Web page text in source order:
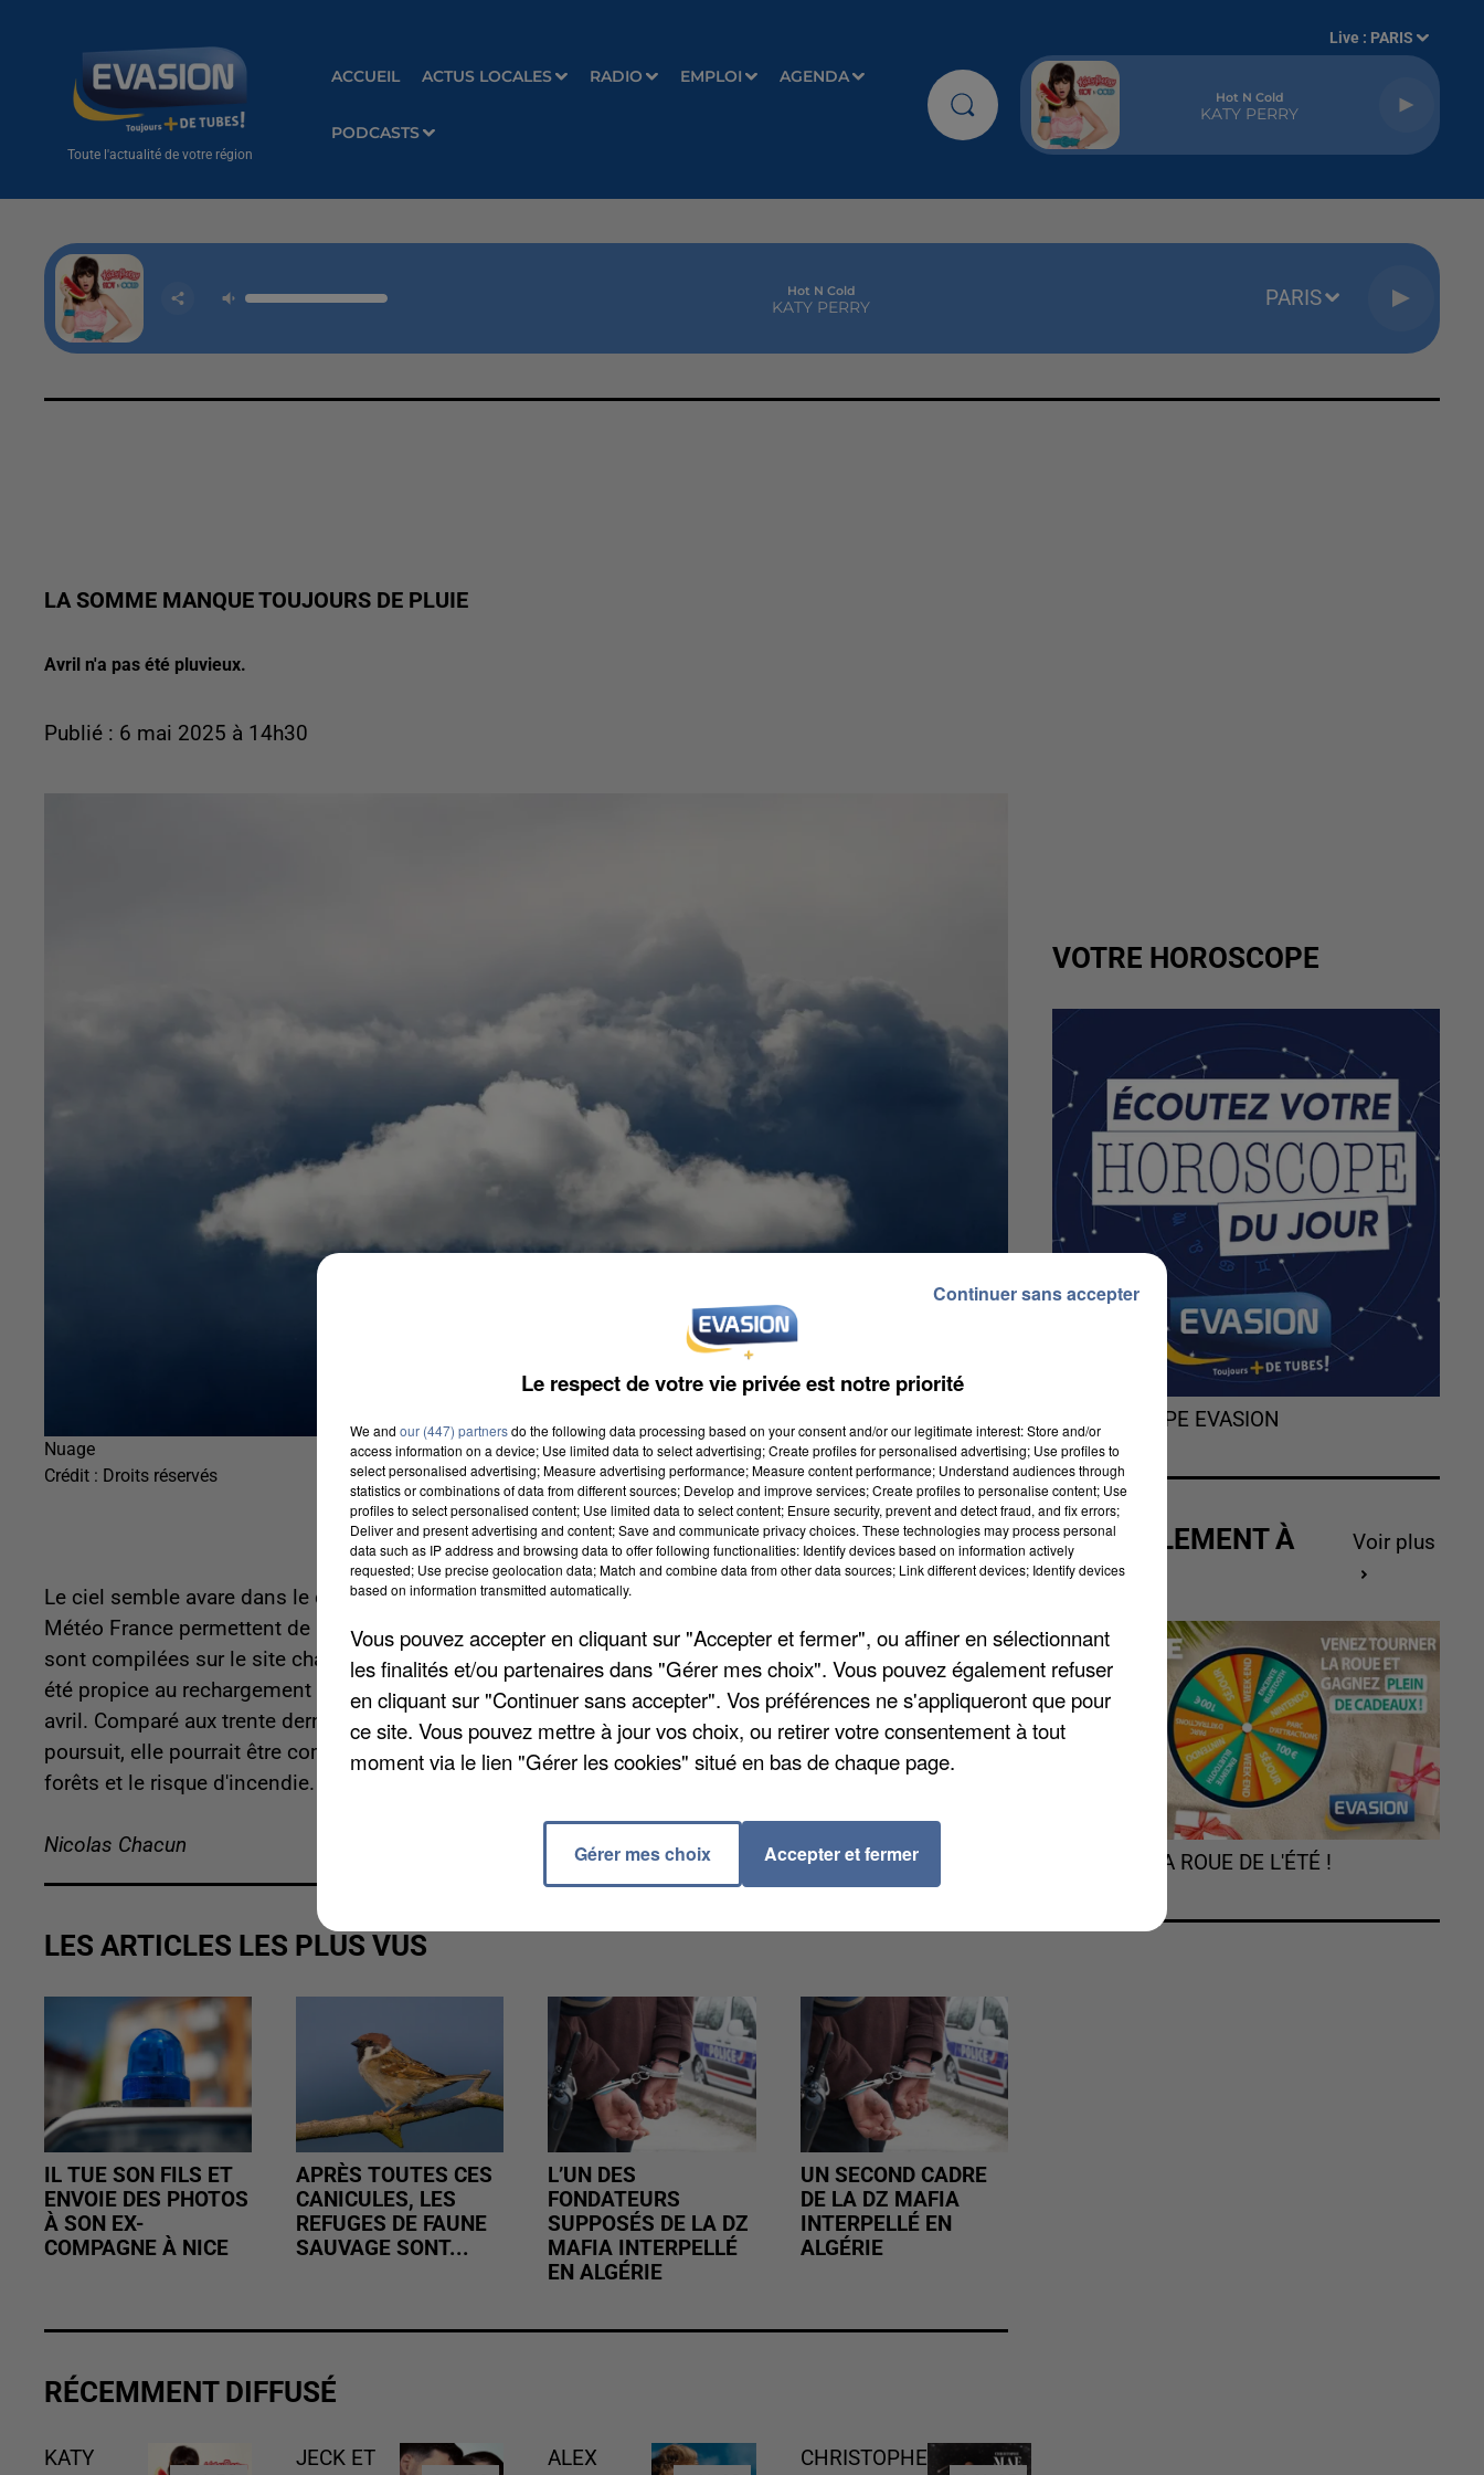
Toute l'actualité de votre région
ACCUEIL ACTUS LOCALES RADIO EMPLOI AGENDA
PODCASTS
Live : PARIS
Hot N Cold
KATY PERRY
Hot N Cold
KATY PERRY PARIS
LA SOMME MANQUE TOUJOURS DE PLUIE
Avril n'a pas été pluvieux.
Publié : 6 mai 2025 à 14h30
Nuage
Crédit : Droits réservés
Le ciel semble avare dans le département. Les données recueillies par les nombreuses stations de
Météo France permettent de le confirmer. Les dernières en date couvrent le mois d'avril 2025. Elles
sont compilées sur le site changementclimatiquetracker.com. Une fois de plus, le mois passé n'a pas
été propice au rechargement des nappes phréatiques. La Somme était en déficit de précipitations en
avril. Comparé aux trente dernières années, le cumul des pluies était de -52%. Si la situation se
poursuit, elle pourrait être compliquée pour la ressource en eau, ou encore pour la sécheresse des
forêts et le risque d'incendie.
Nicolas Chacun
LES ARTICLES LES PLUS VUS
IL TUE SON FILS ET
ENVOIE DES PHOTOS
À SON EX-
COMPAGNE À NICE
APRÈS TOUTES CES
CANICULES, LES
REFUGES DE FAUNE
SAUVAGE SONT...
L’UN DES
FONDATEURS
SUPPOSÉS DE LA DZ
MAFIA INTERPELLÉ
EN ALGÉRIE
UN SECOND CADRE
DE LA DZ MAFIA
INTERPELLÉ EN
ALGÉRIE
RÉCEMMENT DIFFUSÉ
KATY
JECK ET
ALEX
CHRISTOPHE
VOTRE HOROSCOPE
L'HOROSCOPE EVASION
ACTUELLEMENT À
GAGNER
Voir plus
TOURNEZ LA ROUE DE L'ÉTÉ !
Le respect de votre vie privée est notre priorité
We and our (447) partnersdo the following data processing based on your consent and/or our legitimate interest: Store and/or
access information on a device; Use limited data to select advertising; Create profiles for personalised advertising; Use profiles to
select personalised advertising; Measure advertising performance; Measure content performance; Understand audiences through
statistics or combinations of data from different sources; Develop and improve services; Create profiles to personalise content; Use
profiles to select personalised content; Use limited data to select content; Ensure security, prevent and detect fraud, and fix errors;
Deliver and present advertising and content; Save and communicate privacy choices. These technologies may process personal
data such as IP address and browsing data to offer following functionalities: Identify devices based on information actively
requested; Use precise geolocation data; Match and combine data from other data sources; Link different devices; Identify devices
based on information transmitted automatically.
Vous pouvez accepter en cliquant sur "Accepter et fermer", ou affiner en sélectionnant
les finalités et/ou partenaires dans "Gérer mes choix". Vous pouvez également refuser
en cliquant sur "Continuer sans accepter". Vos préférences ne s'appliqueront que pour
ce site. Vous pouvez mettre à jour vos choix, ou retirer votre consentement à tout
moment via le lien "Gérer les cookies" situé en bas de chaque page.
Gérer mes choix Accepter et fermer
Continuer sans accepter